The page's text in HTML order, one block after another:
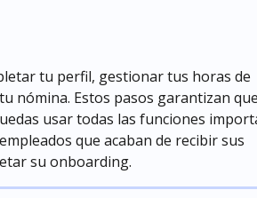
tu perfil, gestionar tus horas de
nómina. Estos pasos garantizan
usar todas las funciones
que acaban de recibir sus
su onboarding.